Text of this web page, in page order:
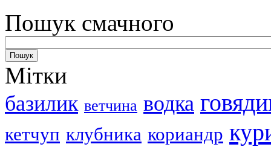
Пошук смачного
Мітки
базилик ветчина водка
кетчуп клубника кориандр